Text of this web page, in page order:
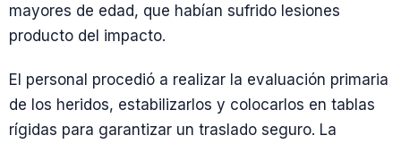
mayores de edad, que habían sufrido lesiones
producto del impacto.
El personal procedió a realizar la evaluación primaria
de los heridos, estabilizarlos y colocarlos en tablas
rígidas para garantizar un traslado seguro. La